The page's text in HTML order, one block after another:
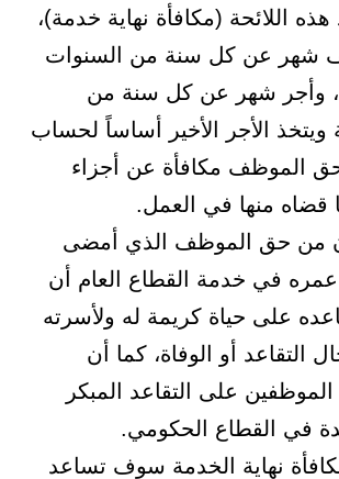
اللائحة (مكافأة نهاية خدمة)،
شهر عن كل سنة من السنوات
وأجر شهر عن كل سنة من
ويتخذ الأجر الأخير أساساً لحساب
الموظف مكافأة عن أجزاء
قضاه منها في العمل.
من حق الموظف الذي أمضى
في خدمة القطاع العام أن
على حياة كريمة له ولأسرته
التقاعد أو الوفاة، كما أن
على التقاعد المبكر
في القطاع الحكومي.
نهاية الخدمة سوف تساعد